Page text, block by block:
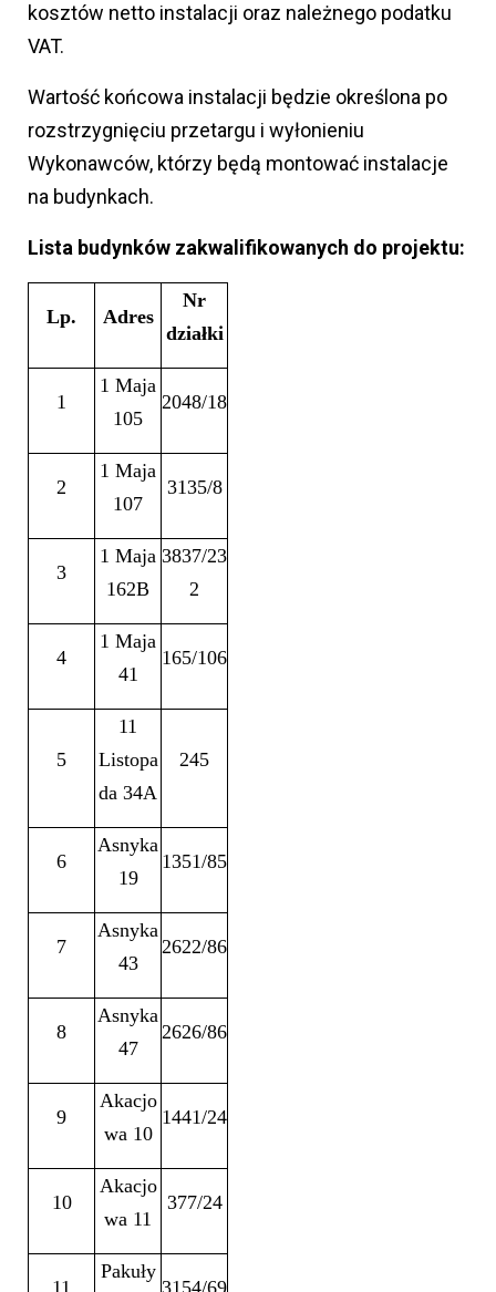
kosztów netto instalacji oraz należnego podatku
VAT.
Wartość końcowa instalacji będzie określona po
rozstrzygnięciu przetargu i wyłonieniu
Wykonawców, którzy będą montować instalacje
na budynkach.
Lista budynków zakwalifikowanych do projektu:
Lp. Adres
Nr
działki
1
1 Maja
105
2048/18
2
1 Maja
107
3135/8
3
1 Maja
162B
3837/23
2
4
1 Maja
41
165/106
5
11
Listopa
da 34A
245
6
Asnyka
19
1351/85
7
Asnyka
43
2622/86
8
Asnyka
47
2626/86
9
Akacjo
wa 10
1441/24
10
Akacjo
wa 11
377/24
Pakuły